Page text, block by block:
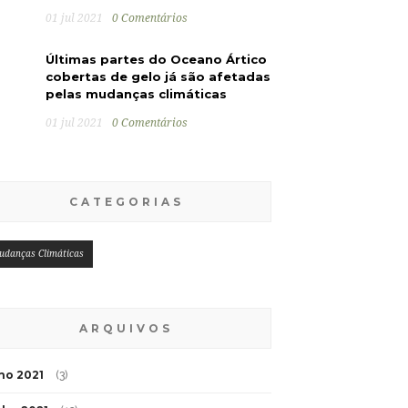
01 jul 2021 0 Comentários
Últimas partes do Oceano Ártico
cobertas de gelo já são afetadas
pelas mudanças climáticas
01 jul 2021 0 Comentários
CATEGORIAS
Climáticas
ARQUIVOS
2021 (3)